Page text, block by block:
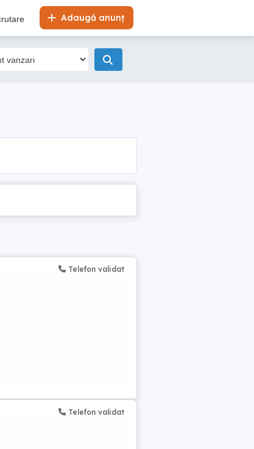
Adaugă anunț
Telefon validat
Telefon validat